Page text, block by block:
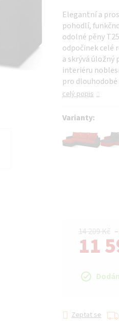
0,0
z 5
hvězdiček.
Elegantní a
pohodlí,
odolné pěny
odpočinek celé
a skrývá úložný
interiéru
pro
celý popis
14 209 Kč
11
Zeptat se
Varianty: